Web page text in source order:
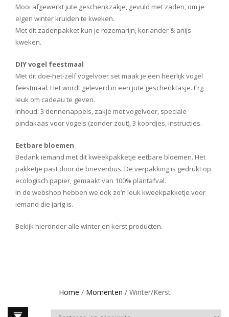
Mooi afgewerkt jute geschenkzakje, gevuld met zaden, om je
eigen winter kruiden te kweken.
Met dit zadenpakket kun je rozemarijn, koriander & anijs
kweken.
DIY vogel feestmaal
Met dit doe-het-zelf vogelvoer set maak je een heerlijk vogel
feestmaal. Het wordt geleverd in een jute geschenktasje. Erg
leuk om cadeau te geven.
Inhoud: 3 dennenappels, zakje met vogelvoer, speciale
pindakaas voor vogels (zonder zout), 3 koordjes, instructies.
Eetbare bloemen
Bedank iemand met dit kweekpakketje eetbare bloemen. Het
pakketje past door de brievenbus. De verpakking is gedrukt op
ecologisch papier, gemaakt van 100% plantafval.
In de webshop hebben we ook zo’n leuk kweekpakketje voor
iemand die jarig is.
Bekijk hieronder alle winter en kerst producten.
Home / Momenten / Winter/Kerst